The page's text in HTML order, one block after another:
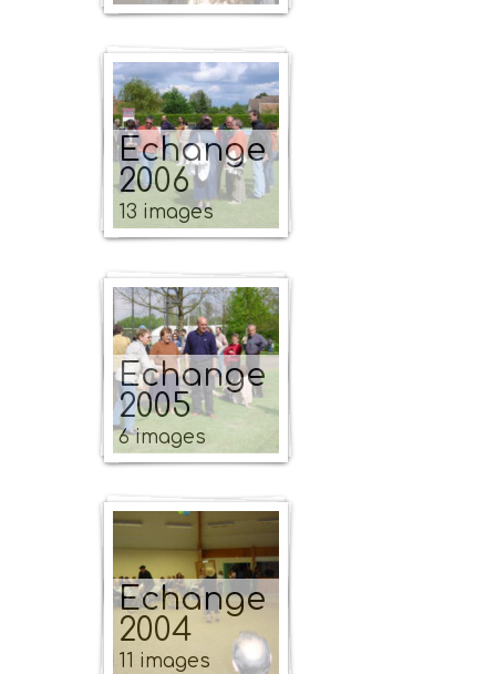
Echange
2006
13 images
Echange
2005
6 images
Echange
2004
11 images